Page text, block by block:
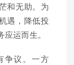
和无助。为
遇，降低投
运而生。
争议。一方